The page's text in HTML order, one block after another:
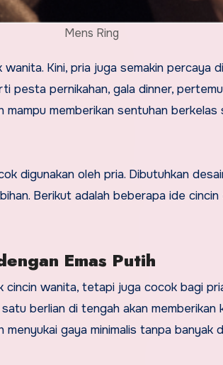
Mens Ring
wanita. Kini, pria juga semakin percaya
pesta pernikahan, gala dinner,
mampu memberikan sentuhan
digunakan oleh pria. Dibutuhkan
Berikut adalah beberapa ide
Emas Putih
wanita, tetapi juga cocok bagi
berlian di tengah akan
gaya minimalis tanpa banyak